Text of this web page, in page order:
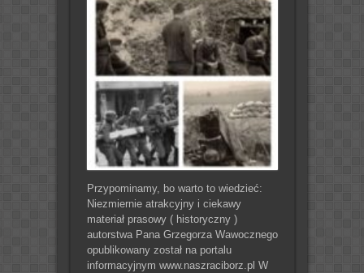
Przypominamy, bo warto to wiedzieć:
Niezmiernie atrakcyjny i ciekawy
materiał prasowy ( historyczny )
autorstwa Pana Grzegorza Wawocznego
opublikowany został na portalu
informacyjnym www.naszraciborz.pl W